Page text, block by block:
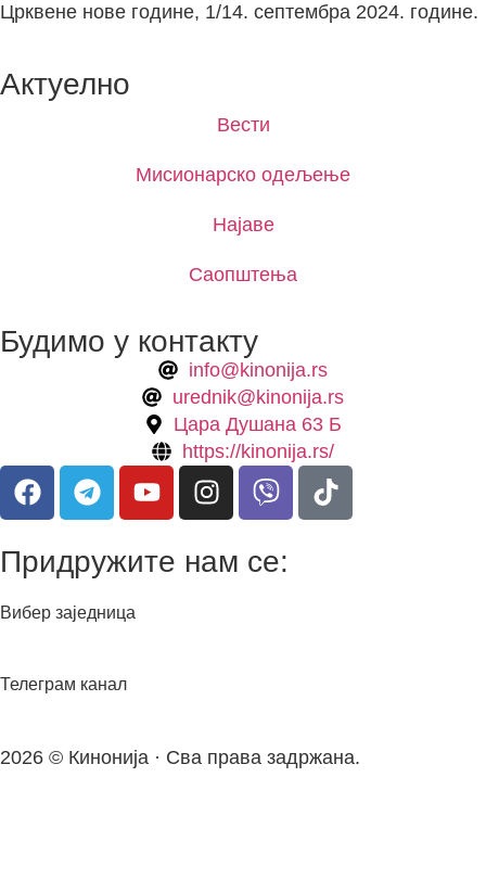
Црквене нове године, 1/14. септембра 2024. године.
Актуелно
Вести
Мисионарско одељење
Најаве
Саопштења
Будимо у контакту
info@kinonija.rs
urednik@kinonija.rs
Цара Душана 63 Б
https://kinonija.rs/
Придружите нам се:
Вибер заједница
Телеграм канал
2026 © Кинонија · Сва права задржана.